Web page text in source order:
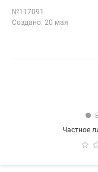
№117091
Создано: 20 мая
Частное